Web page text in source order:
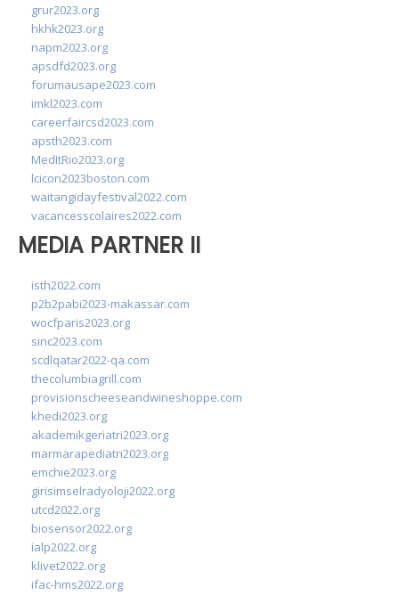
grur2023.org
hkhk2023.org
napm2023.org
apsdfd2023.org
forumausape2023.com
imkl2023.com
careerfaircsd2023.com
apsth2023.com
MedItRio2023.org
lcicon2023boston.com
waitangidayfestival2022.com
vacancesscolaires2022.com
MEDIA PARTNER II
isth2022.com
p2b2pabi2023-makassar.com
wocfparis2023.org
sinc2023.com
scdlqatar2022-qa.com
thecolumbiagrill.com
provisionscheeseandwineshoppe.com
khedi2023.org
akademikgeriatri2023.org
marmarapediatri2023.org
emchie2023.org
girisimselradyoloji2022.org
utcd2022.org
biosensor2022.org
ialp2022.org
klivet2022.org
ifac-hms2022.org